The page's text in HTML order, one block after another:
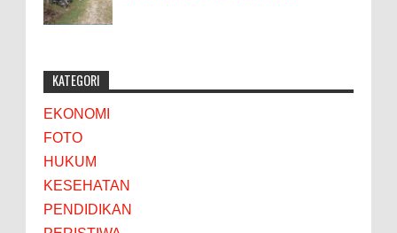
KATEGORI
EKONOMI
FOTO
HUKUM
KESEHATAN
PENDIDIKAN